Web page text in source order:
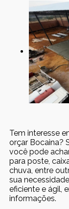
Tem interesse
orçar Bocaina?
você pode
para poste,
chuva, entre
sua
eficiente e ágil,
informações.